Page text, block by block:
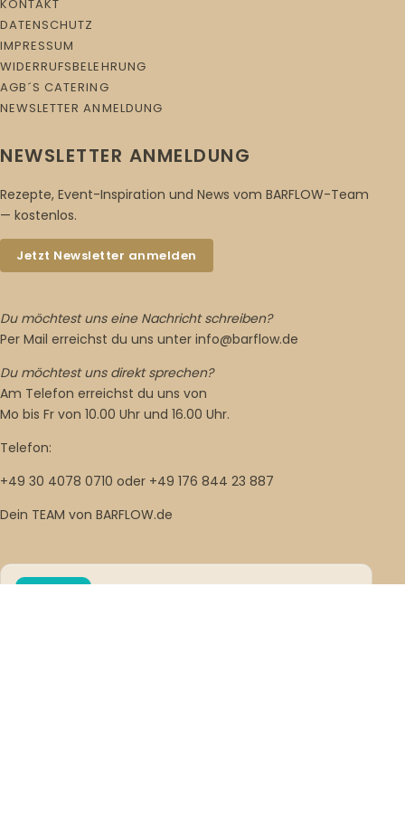
KONTAKT
DATENSCHUTZ
IMPRESSUM
WIDERRUFSBELEHRUNG
AGB´S CATERING
NEWSLETTER ANMELDUNG
NEWSLETTER ANMELDUNG
Rezepte, Event-Inspiration und News vom BARFLOW-Team
— kostenlos.
Jetzt Newsletter anmelden
Du möchtest uns eine Nachricht schreiben?
Per Mail erreichst du uns unter info@barflow.de
Du möchtest uns direkt sprechen?
Am Telefon erreichst du uns von
Mo bis Fr von 10.00 Uhr und 16.00 Uhr.
Telefon:
+49 30 4078 0710 oder +49 176 844 23 887
Dein TEAM von BARFLOW.de